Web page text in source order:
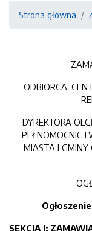
Strona główna
ODBIORCA:
DYREKTORA
MIASTA I GMINY
SEKCJA I: